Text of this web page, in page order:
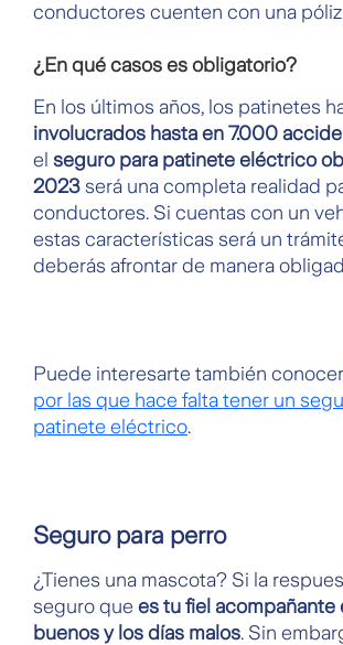
conductores cuenten con una
¿En qué casos es obligatorio?
En los últimos años, los patinetes
involucrados hasta en 7.000
el seguro para patinete eléctrico
2023 será una completa realidad
conductores. Si cuentas con un
estas características será un
deberás afrontar de manera
Puede interesarte también conocer
por las que hace falta tener un
patinete eléctrico.
Seguro para perro
¿Tienes una mascota? Si la
seguro que es tu fiel acompañante
buenos y los días malos. Sin